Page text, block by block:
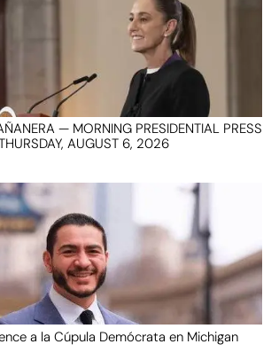
— MORNING PRESIDENTIAL PRESS
AUGUST 6, 2026
a la Cúpula Demócrata en Michigan